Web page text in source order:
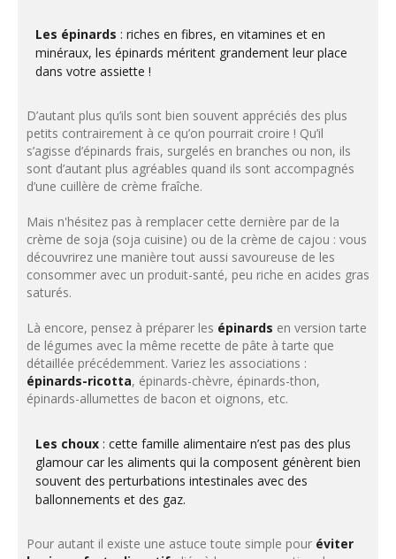
Les épinards : riches en fibres, en vitamines et en
minéraux, les épinards méritent grandement leur place
dans votre assiette !
D’autant plus qu’ils sont bien souvent appréciés des plus
petits contrairement à ce qu’on pourrait croire ! Qu’il
s’agisse d’épinards frais, surgelés en branches ou non, ils
sont d’autant plus agréables quand ils sont accompagnés
d’une cuillère de crème fraîche.
Mais n'hésitez pas à remplacer cette dernière par de la
crème de soja (soja cuisine) ou de la crème de cajou : vous
découvrirez une manière tout aussi savoureuse de les
consommer avec un produit-santé, peu riche en acides gras
saturés.
Là encore, pensez à préparer les épinards en version tarte
de légumes avec la même recette de pâte à tarte que
détaillée précédemment. Variez les associations :
épinards-ricotta, épinards-chèvre, épinards-thon,
épinards-allumettes de bacon et oignons, etc.
Les choux : cette famille alimentaire n’est pas des plus
glamour car les aliments qui la composent génèrent bien
souvent des perturbations intestinales avec des
ballonnements et des gaz.
Pour autant il existe une astuce toute simple pour éviter